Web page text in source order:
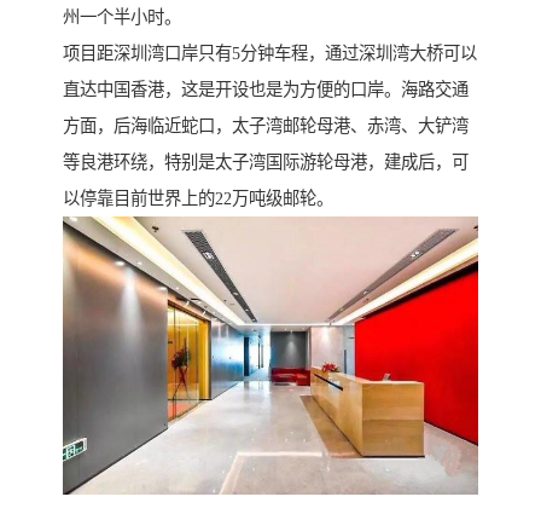
州一个半小时。
项目距深圳湾口岸只有5分钟车程，通过深圳湾大桥可以
直达中国香港，这是开设也是为方便的口岸。海路交通
方面，后海临近蛇口，太子湾邮轮母港、赤湾、大铲湾
等良港环绕，特别是太子湾国际游轮母港，建成后，可
以停靠目前世界上的22万吨级邮轮。